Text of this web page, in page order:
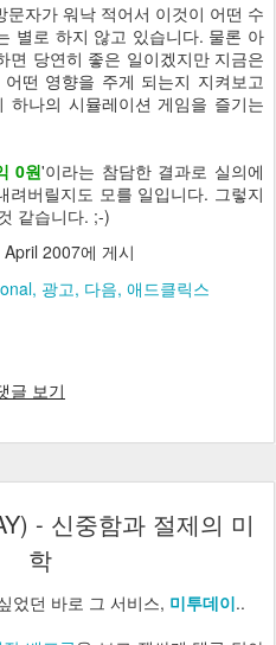
자가 워낙 적어서 이것이 어떤 수
별로 하지 않고 있습니다. 물론 아
면 당연히 좋은 일이겠지만 지금은
떤 영향을 주게 되는지 지켜보고
나의 시뮬레이션 게임을 즐기는
0원'이라는 참담한 결과로 실의에
려버릴지도 모를 일입니다. 그렇지
같습니다. ;-)
2007에 게시
광고 다음 애드클릭스
글 보기
- 신중함과 절제의 미
학
었던 바로 그 서비스, 미투데이..